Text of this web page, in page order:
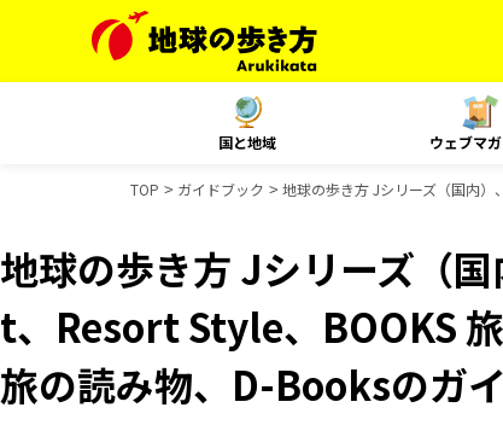
国と地域 ウェブマ
TOP ガイドブック 地球の歩き方 Jシリーズ（国内
地球の歩き方 Jシリーズ（
t、Resort Style、BOOKS
旅の読み物、D-Booksのガ